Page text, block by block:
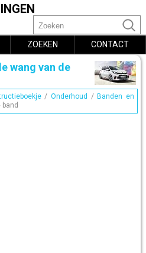
ZOEKEN CONTACT
wang van de
/Onderhoud / Banden en